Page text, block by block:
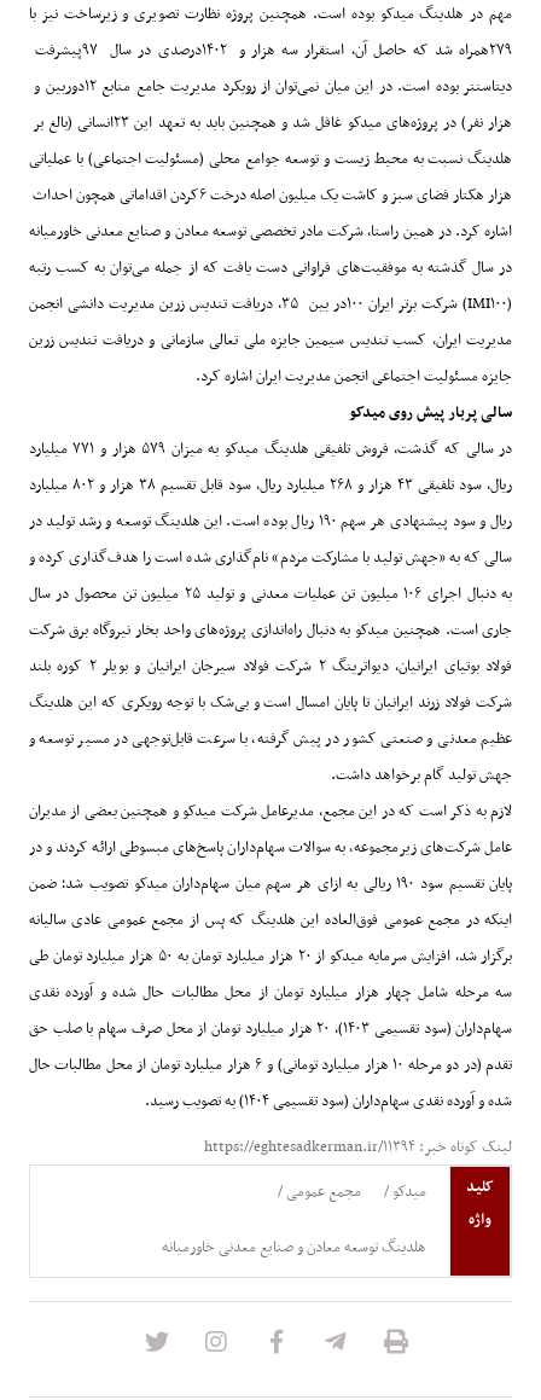
مهم در هلدینگ میدکو بوده است. همچنین پروژه نظارت تصویری و زیرساخت نیز با
پیشرفت۹۷ درصدی در سال۱۴۰۲ همراه شد که حاصل آن، استقرار سه هزار و۲۷۹
دوربین و۱۲ دیتاسنتر بوده است. در این میان نمی‌توان از رویکرد مدیریت جامع منابع
انسانی (بالغ بر۲۳هزار نفر) در پروژه‌های میدکو غافل شد و همچنین باید به تعهد این
هلدینگ نسبت به محیط زیست و توسعه جوامع محلی (مسئولیت اجتماعی) با عملیاتی
کردن اقداماتی همچون احداث۶هزار هکتار فضای سبز و کاشت یک میلیون اصله درخت
اشاره کرد. در همین راستا، شرکت مادر تخصصی توسعه معادن و صنایع معدنی خاورمیانه
در سال گذشته به موفقیت‌های فراوانی دست یافت که از جمله می‌توان به کسب رتبه
۳۵ در بین۱۰۰ شرکت برتر ایران(IMI۱۰۰)
، دریافت تندیس زرین مدیریت دانشی انجمن
مدیریت ایران، کسب تندیس سیمین جایزه ملی تعالی سازمانی و دریافت تندیس زرین
جایزه مسئولیت اجتماعی انجمن مدیریت ایران اشاره کرد.
سالی پربار پیش روی میدکو
در سالی که گذشت، فروش تلفیقی هلدینگ میدکو به میزان ۵۷۹ هزار و ۷۷۱ میلیارد
ریال، سود تلفیقی۴۳ هزار و ۲۶۸میلیارد ریال، سود قابل تقسیم ۳۸ هزار و۸۰۲میلیارد
ریال و سود پیشنهادی هر سهم۱۹۰ریال بوده است. این هلدینگ توسعه و رشد تولید در
سالی که به «جهش تولید با مشارکت مردم» نام‌گذاری شده است را هدف‌گذاری کرده و
به دنبال اجرای ۱۰۶ میلیون تن عملیات معدنی و تولید۲۵ میلیون تن محصول در سال
جاری است. همچنین میدکو به دنبال راه‌اندازی پروژه‌های واحد بخار نیروگاه برق شرکت
فولاد بوتیای ایرانیان، دیواترینگ۲ شرکت فولاد سیرجان ایرانیان و بویلر۲ کوره بلند
شرکت فولاد زرند ایرانیان تا پایان امسال است و بی‌شک با توجه رویکری که این هلدینگ
عظیم معدنی و صنعتی کشور در پیش گرفته، با سرعت قابل‌توجهی در مسیر توسعه و
جهش تولید گام برخواهد داشت.
لازم به ذکر است که در این مجمع، مدیرعامل شرکت میدکو و همچنین بعضی از مدیران
عامل شرکت‌های زیرمجموعه، به سوالات سهام‌داران پاسخ‌های مبسوطی ارائه کردند و در
پایان تقسیم سود ۱۹۰ ریالی به ازای هر سهم میان سهام‌داران میدکو تصویب شد؛ ضمن
اینکه در مجمع عمومی فوق‌العاده این هلدینگ که پس از مجمع عمومی عادی سالیانه
برگزار شد، افزایش سرمایه میدکو از۲۰ هزار میلیارد تومان به ۵۰ هزار میلیارد تومان طی
سه مرحله شامل چهار هزار میلیارد تومان از محل مطالبات حال شده و آورده نقدی
سهام‌داران (سود تقسیمی۱۴۰۳)، ۲۰هزار میلیارد تومان از محل صرف سهام با صلب حق
تقدم (در دو مرحله ۱۰هزار میلیارد تومانی) و۶ هزار میلیارد تومان از محل مطالبات حال
شده و آورده نقدی سهام‌داران (سود تقسیمی۱۴۰۴) به تصویب رسید.
لینک کوتاه خبر: https://eghtesadkerman.ir/۱۱۳۹۴
کلید
واژه
میدکو مجمع عمومی
هلدینگ توسعه معادن و صنایع معدنی خاورمیانه